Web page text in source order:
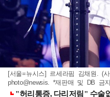
[서울=뉴시스] 르세라핌 김채원. (
photo@newsis. *재판매 및 DB 금지